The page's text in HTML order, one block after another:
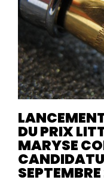
DU PRIX
MARYSE